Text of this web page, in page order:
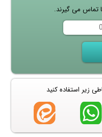
زیر استفاده کنید